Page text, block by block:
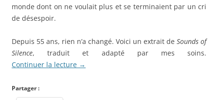
monde dont on ne voulait plus et se terminaient par un cri
de désespoir.
Depuis 55 ans, rien n’a changé. Voici un extrait de Sounds of
Silence, traduit et adapté par mes soins.
Continuer la lecture →
Partager :